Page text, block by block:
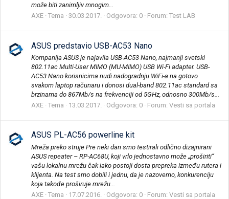
može biti zanimljiv mnogim...
AXE Tema 30.03.2017. Odgovora: 0 Forum: Test LAB
ASUS predstavio USB-AC53 Nano
Kompanija ASUS je najavila USB-AC53 Nano, najmanji svetski
802.11ac Multi-User MIMO (MU-MIMO) USB Wi-Fi adapter. USB-
AC53 Nano korisnicima nudi nadogradnju WiFi-a na gotovo
svakom laptop računaru i donosi dual-band 802.11ac standard sa
brzinama do 867Mb/s na frekvenciji od 5GHz, odnosno 300Mb/s...
AXE Tema 13.03.2017. Odgovora: 0 Forum: Vesti sa portala
ASUS PL-AC56 powerline kit
Mreža preko struje Pre neki dan smo testirali odlično dizajnirani
ASUS repeater – RP-AC68U, koji vrlo jednostavno može „proširiti“
vašu lokalnu mrežu čak iako postoji dosta prepreka između rutera i
klijenta. Na test smo dobili i jednu, da je nazovemo, konkurenciju
koja takođe proširuje mrežu...
AXE Tema 17.07.2016. Odgovora: 0 Forum: Vesti sa portala